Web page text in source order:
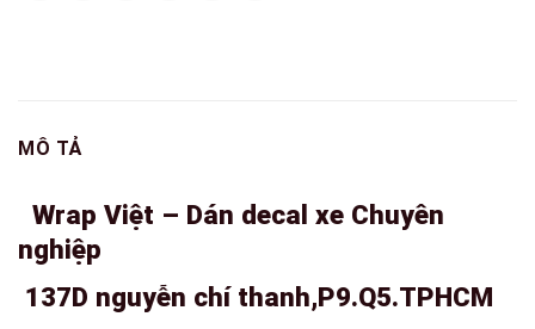
MÔ TẢ
Wrap Việt – Dán decal xe Chuyên
nghiệp
137D nguyễn chí thanh,P9.Q5.TPHCM